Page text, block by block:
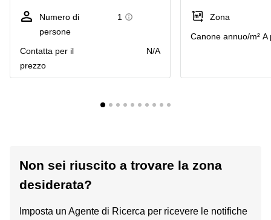
Numero di
persone
1
Сontatta per il
prezzo
N/A
Zona
Canone annuo/m² A
Non sei riuscito a trovare la zona
desiderata?
Imposta un Agente di Ricerca per ricevere le notifiche